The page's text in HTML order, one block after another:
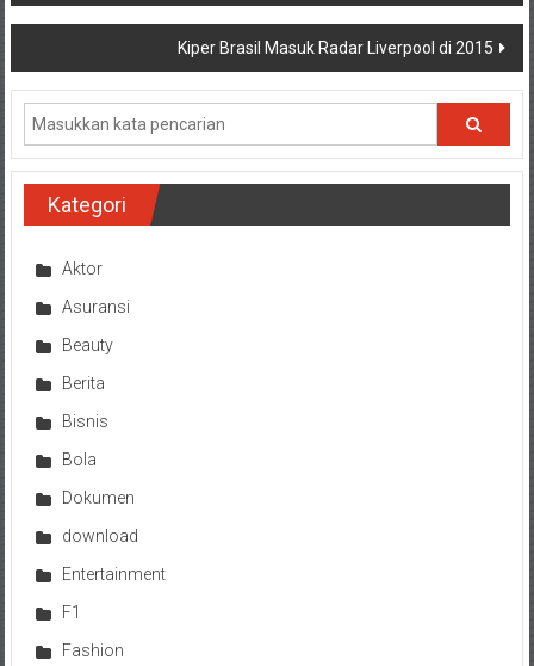
pos
Kiper Brasil Masuk Radar Liverpool di 2015
Kategori
Aktor
Asuransi
Beauty
Berita
Bisnis
Bola
Dokumen
download
Entertainment
F1
Fashion